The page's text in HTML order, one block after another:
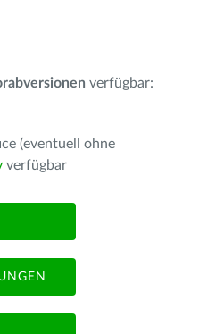
verfügbar:
(eventuell ohne
verfügbar